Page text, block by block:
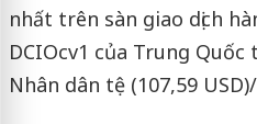
nhất trên sàn giao dịch
DCIOcv1 của Trung Quốc
Nhân dân tệ (107,59